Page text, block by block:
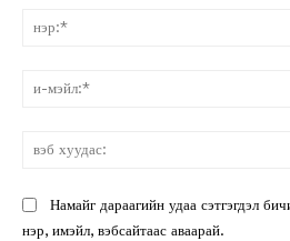
Намайг дараагийн удаа сэтгэгдэл
нэр, имэйл, вэбсайтаас аваарай.